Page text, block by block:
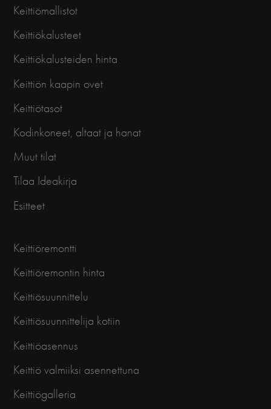
Keittiömallistot
Keittiökalusteet
Keittiökalusteiden hinta
Keittiön kaapin ovet
Keittiötasot
Kodinkoneet, altaat ja hanat
Muut tilat
Tilaa Ideakirja
Esitteet
Keittiöremontti
Keittiöremontin hinta
Keittiösuunnittelu
Keittiösuunnittelija kotiin
Keittiöasennus
Keittiö valmiiksi asennettuna
Keittiögalleria